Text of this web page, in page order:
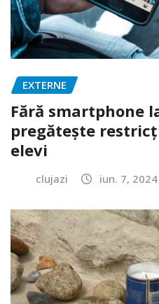
EXTERNE
Fără smartphone
pregătește
elevi
clujazi iun. 7, 2024